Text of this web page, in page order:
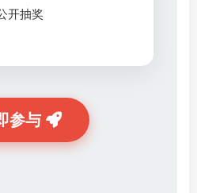
开抽奖
参与
墨星